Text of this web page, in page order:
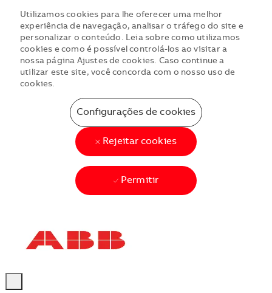
Utilizamos cookies para lhe oferecer uma melhor
experiência de navegação, analisar o tráfego do site e
personalizar o conteúdo. Leia sobre como utilizamos
cookies e como é possível controlá-los ao visitar a
nossa página Ajustes de cookies. Caso continue a
utilizar este site, você concorda com o nosso uso de
cookies.
Configurações de cookies
Rejeitar cookies
Permitir